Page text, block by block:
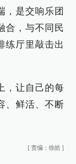
，是交响乐团
合，与不同民
练厅里敲击出
，让自己的每
、鲜活、不断
[ 责编：徐皓 ]